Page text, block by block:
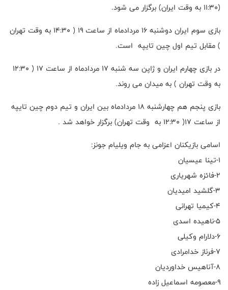
(۱۱:۳۰ به وقت ایران) برگزار می شود.
بازی سوم ایران دوشنبه ۱۶ مردادماه از ساعت ۱۹ ( ۱۴:۳۰ به وقت تهران
) مقابل تیم اول چین تایپه است.
در بازی چهارم ایران و ژاپن سه شنبه ۱۷ مردادماه از ساعت ۱۷ ( ۱۲:۳۰
به وقت تهران ) به میدان می روند.
بازی پنجم هم چهارشنبه ۱۸ مردادماه بین ایران و تیم دوم چین تایپه
از ساعت ۱۷( ۱۲:۳۰ به وقت تهران) برگزار خواهد شد .
اسامی بازیکنان اعزامی به جام ویلیام جونز:
۱-تینا عیسیان
۲-فائزه شهریاری
۳-گلشید امیدیان
۴-کیمیا تهرانی
۵-ناهیده اسدی
۶-دلارام وکیلی
۷-فرناز خدامرادی
۸-آناهیس خداوردیان
۹-معصومه اسماعیل زاده